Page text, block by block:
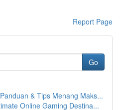
Report Page
Go
& Tips Menang Maks...
Online Gaming Destina...